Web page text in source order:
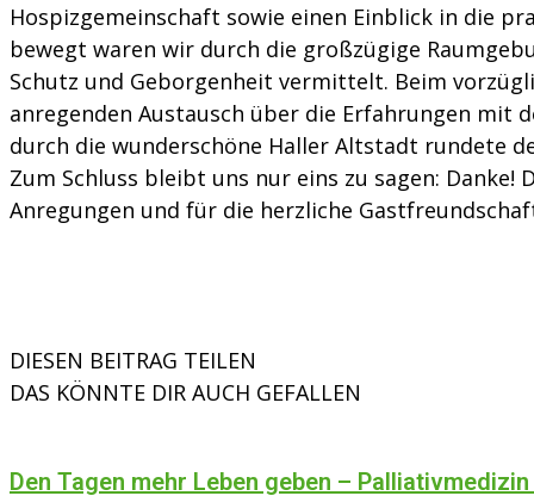
Hospizgemeinschaft sowie einen Einblick in die
bewegt waren wir durch die großzügige
Schutz und Geborgenheit vermittelt. Beim
anregenden Austausch über die Erfahrungen mit
durch die wunderschöne Haller Altstadt rundete
Zum Schluss bleibt uns nur eins zu sagen:
Anregungen und für die herzliche
DIESEN BEITRAG TEILEN
DAS KÖNNTE DIR AUCH GEFALLEN
Den Tagen mehr Leben geben –